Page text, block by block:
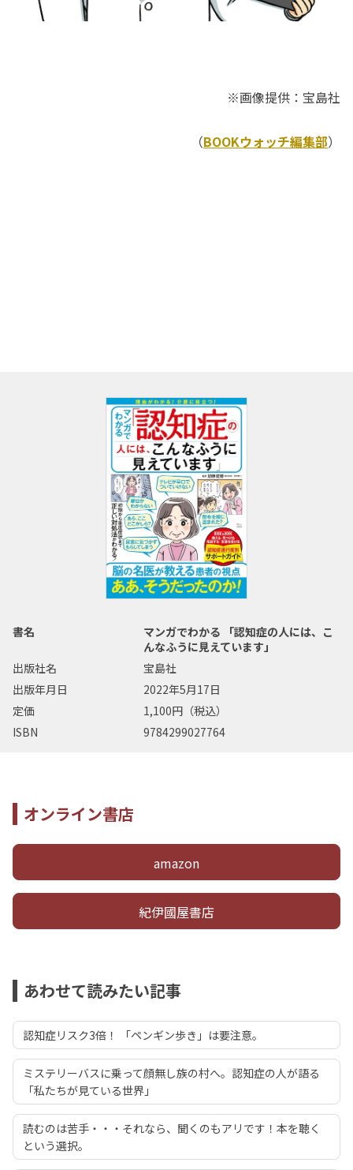
※画像提供：宝島社
（BOOKウォッチ編集部）
書名
マンガでわかる 「認知症の人には、こ
んなふうに見えています」
出版社名
宝島社
出版年月日
2022年5月17日
定価
1,100円（税込）
ISBN
9784299027764
オンライン書店
amazon
紀伊國屋書店
あわせて読みたい記事
認知症リスク3倍！ 「ペンギン歩き」は要注意。
ミステリーバスに乗って顔無し族の村へ。認知症の人が語る
「私たちが見ている世界」
読むのは苦手・・・それなら、聞くのもアリです！本を聴く
という選択。